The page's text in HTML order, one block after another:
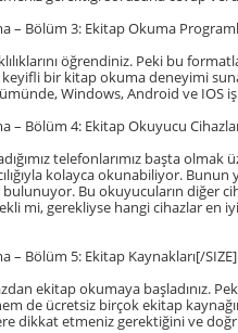
– Bölüm 3: Ekitap Okuma
öğrendiniz. Peki bu
bir kitap okuma deneyimi
Windows, Android ve IOS
– Bölüm 4: Ekitap Okuyucu
telefonlarımız başta
kolayca okunabiliyor.
Bu okuyucuların diğer
mi, gerekliyse hangi cihazlar en
– Bölüm 5: Ekitap Kaynakları[/SIZE]
ekitap okumaya başladınız.
de ücretsiz birçok ekitap
dikkat etmeniz gerektiğini ve